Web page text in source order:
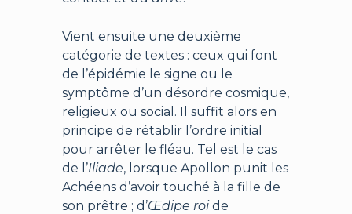
Vient ensuite une deuxième
catégorie de textes : ceux qui font
de l’épidémie le signe ou le
symptôme d’un désordre cosmique,
religieux ou social. Il suffit alors en
principe de rétablir l’ordre initial
pour arrêter le fléau. Tel est le cas
de l’Iliade, lorsque Apollon punit les
Achéens d’avoir touché à la fille de
son prêtre ; d’Œdipe roide